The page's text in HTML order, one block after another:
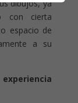
dibujos, ya
con cierta
espacio de
a su